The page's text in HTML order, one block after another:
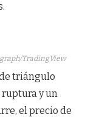
TradingView
triángulo
ruptura y un
el precio de